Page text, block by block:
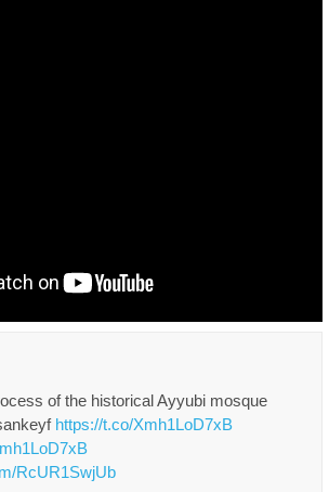
of the historical Ayyubi mosque
https://t.co/Xmh1LoD7xB
RcUR1SwjUb